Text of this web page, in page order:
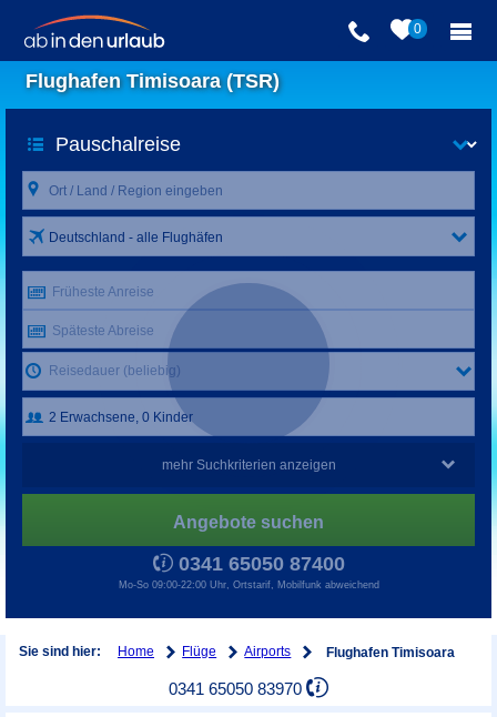
0
Flughafen Timisoara (TSR)
Deutschland - alle Flughäfen
Früheste Anreise
Späteste Abreise
Reisedauer (beliebig)
mehr Suchkriterien anzeigen
Angebote suchen
0341 65050 87400
Mo-So 09:00-22:00 Uhr, Ortstarif, Mobilfunk abweichend
Sie sind hier: Home Flüge Airports Flughafen Timisoara
0341 65050 83970